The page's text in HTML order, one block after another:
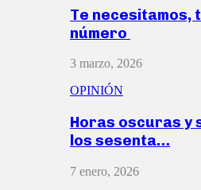
Te necesitamos,
número
3 marzo, 2026
OPINIÓN
Horas oscuras y
los sesenta…
7 enero, 2026